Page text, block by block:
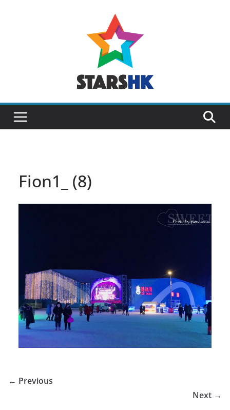
Fion1_ (8)
← Previous
Next →